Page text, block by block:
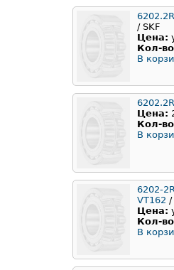
/ SKF
Цена:
Кол-
В
Цена:
Кол-
В
6202-
VT162 /
Цена:
Кол-
В